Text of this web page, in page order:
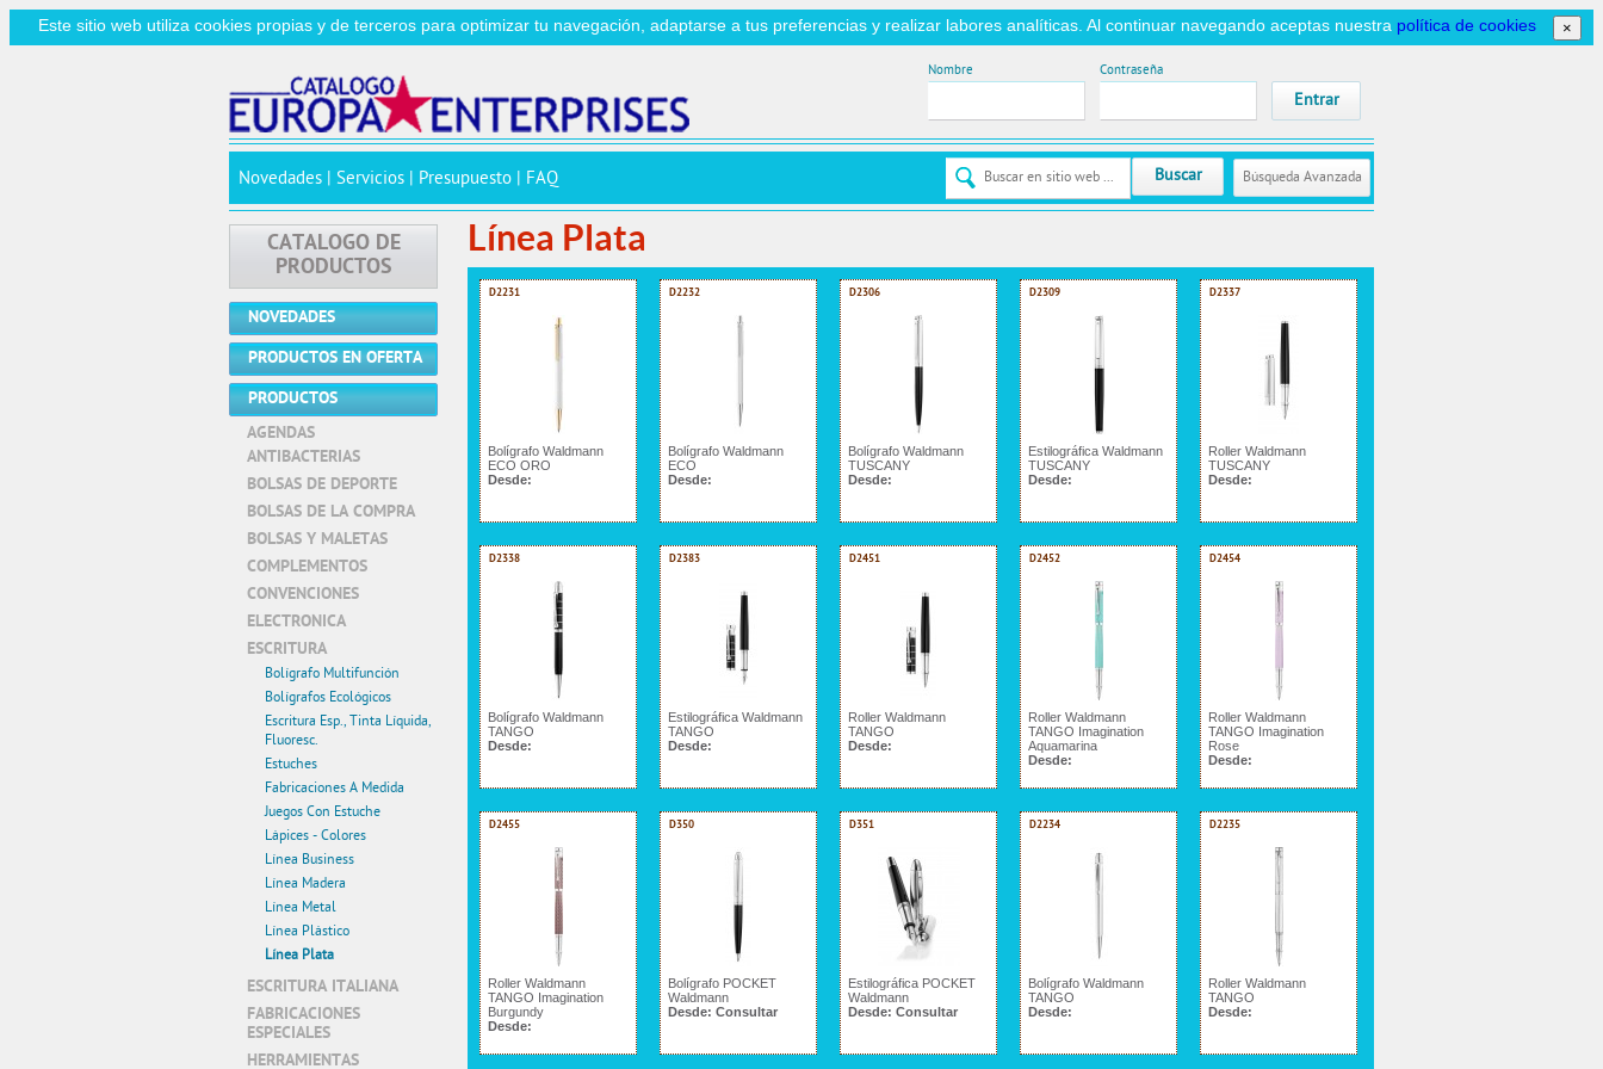
×
Este sitio web utiliza cookies propias y de terceros para optimizar tu navegación, adaptarse a tus preferencias y realizar labores analíticas. Al continuar navegando aceptas nuestra política de cookies
Nombre Contraseña
Novedades Servicios Presupuesto FAQ Buscar Búsqueda Avanzada
Línea Plata
D2231
Bolígrafo Waldmann
ECO ORO
Desde:
D2232
Bolígrafo Waldmann
ECO
Desde:
D2306
Bolígrafo Waldmann
TUSCANY
Desde:
D2309
Estilográfica Waldmann
TUSCANY
Desde:
D2337
Roller Waldmann
TUSCANY
Desde:
D2338
Bolígrafo Waldmann
TANGO
Desde:
D2383
Estilográfica Waldmann
TANGO
Desde:
D2451
Roller Waldmann
TANGO
Desde:
D2452
Roller Waldmann
TANGO Imagination
Aquamarina
Desde:
D2454
Roller Waldmann
TANGO Imagination
Rose
Desde:
D2455
Roller Waldmann
TANGO Imagination
Burgundy
Desde:
D350
Bolígrafo POCKET
Waldmann
Desde: Consultar
D351
Estilográfica POCKET
Waldmann
Desde: Consultar
D2234
Bolígrafo Waldmann
TANGO
Desde:
D2235
Roller Waldmann
TANGO
Desde:
CATALOGO DE
PRODUCTOS
NOVEDADES
PRODUCTOS EN OFERTA
PRODUCTOS
AGENDAS
ANTIBACTERIAS
BOLSAS DE DEPORTE
BOLSAS DE LA COMPRA
BOLSAS Y MALETAS
COMPLEMENTOS
CONVENCIONES
ELECTRONICA
ESCRITURA
Bolígrafo Multifunción
Bolígrafos Ecológicos
Escritura Esp., Tinta Líquida,
Fluoresc.
Estuches
Fabricaciones A Medida
Juegos Con Estuche
Lápices - Colores
Línea Business
Línea Madera
Línea Metal
Línea Plástico
Línea Plata
ESCRITURA ITALIANA
FABRICACIONES
ESPECIALES
HERRAMIENTAS